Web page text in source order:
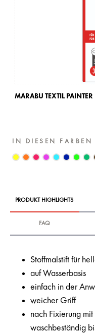
MARABU TEXTIL PAINTER
IN DIESEN FARBEN
PRODUKT HIGHLIGHTS
FAQ
Stoffmalstift für
auf Wasserbasis
einfach in der
weicher Griff
nach Fixierung
waschbeständig